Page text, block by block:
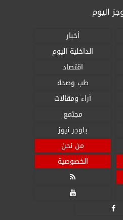
اليوم
أخبار
الداخلية اليوم
اقتصاد
طب وصحة
أراء ومقالات
مجتمع
بلوجر نيوز
من نحن
الخصوصية


